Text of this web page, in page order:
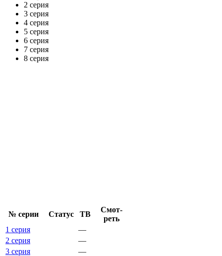
2 серия
3 серия
4 серия
5 серия
6 серия
7 серия
8 серия
№ се­рии Ста­тус ТВ
Смот­
реть
1 серия
—
2 серия
—
3 серия
—